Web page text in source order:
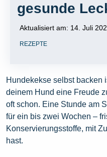
gesunde
Aktualisiert am: 14. Juli
REZEPTE
Hundekekse selbst backen
deinem Hund eine Freude
oft schon. Eine Stunde am
für ein bis zwei Wochen –
Konservierungsstoffe, mit
hast.